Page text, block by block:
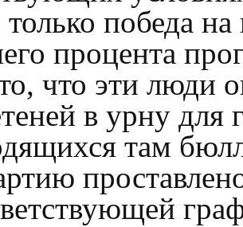
победа
процента
что эти люди
в урну для
там